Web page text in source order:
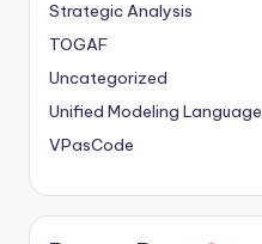
Strategic Analysis
TOGAF
Uncategorized
Unified Modeling Language
VPasCode